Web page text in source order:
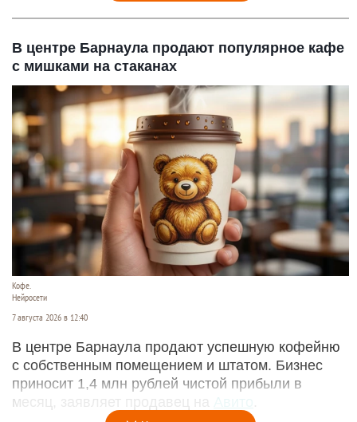
В центре Барнаула продают популярное кафе
с мишками на стаканах
Кофе.
Нейросети
7 августа 2026 в 12:40
В центре Барнаула продают успешную кофейню
с собственным помещением и штатом. Бизнес
приносит 1,4 млн рублей чистой прибыли в
месяц, заявляет продавец на
Авито